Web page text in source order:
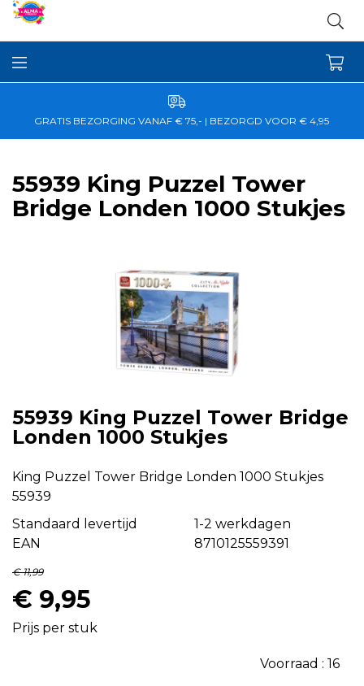
GRATIS BEZORGING VANAF € 75,- | BEZORGD VOOR € 4,95
55939 King Puzzel Tower
Bridge Londen 1000 Stukjes
55939 King Puzzel Tower Bridge
Londen 1000 Stukjes
King Puzzel Tower Bridge Londen 1000 Stukjes
55939
Standaard levertijd
1-2 werkdagen
EAN
8710125559391
€ 11,99
€ 9,95
Prijs per stuk
Voorraad : 16